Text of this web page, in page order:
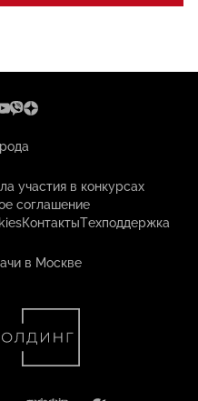
участия в конкурсах
соглашение
КонтактыТехподдержка
в Москве